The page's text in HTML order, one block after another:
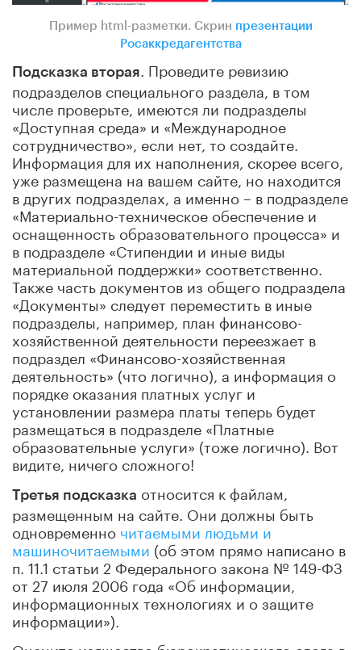
Пример html-разметки. Скрин презентации
Росаккредагентства
Подсказка вторая
. Проведите ревизию
подразделов специального раздела, в том
числе проверьте, имеются ли подразделы
«Доступная среда» и «Международное
сотрудничество», если нет, то создайте.
Информация для их наполнения, скорее всего,
уже размещена на вашем сайте, но находится
в других подразделах, а именно – в подразделе
«Материально-техническое обеспечение и
оснащенность образовательного процесса» и
в подразделе «Стипендии и иные виды
материальной поддержки» соответственно.
Также часть документов из общего подраздела
«Документы» следует переместить в иные
подразделы, например, план финансово-
хозяйственной деятельности переезжает в
подраздел «Финансово-хозяйственная
деятельность» (что логично), а информация о
порядке оказания платных услуг и
установлении размера платы теперь будет
размещаться в подразделе «Платные
образовательные услуги» (тоже логично). Вот
видите, ничего сложного!
Третья подсказка относится к файлам,
размещенным на сайте. Они должны быть
одновременно читаемыми людьми и
машиночитаемыми (об этом прямо написано в
п. 11.1 статьи 2 Федерального закона № 149-ФЗ
от 27 июля 2006 года «Об информации,
информационных технологиях и о защите
информации»).